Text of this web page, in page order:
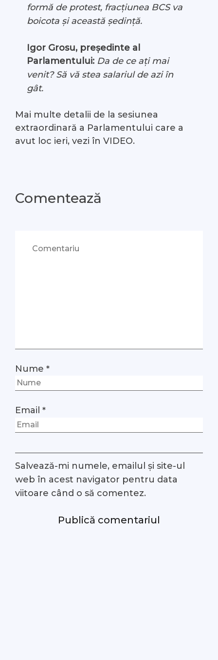
formă de protest, fracțiunea BCS va
boicota și această ședință.
Igor Grosu, președinte al
Parlamentului: Da de ce ați mai
venit? Să vă stea salariul de azi în
gât.
Mai multe detalii de la sesiunea
extraordinară a Parlamentului care a
avut loc ieri, vezi în VIDEO.
Comentează
Nume*
Email*
Salvează-mi numele, emailul și site-ul
web în acest navigator pentru data
viitoare când o să comentez.